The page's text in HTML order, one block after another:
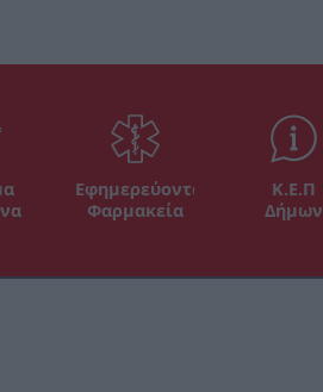
Εφημερεύοντα
Φαρμακεία
Κ.Ε.Π
Δήμων